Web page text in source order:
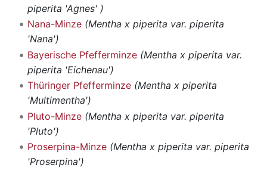
piperita 'Agnes' )
Nana-Minze (Mentha x piperita var. piperita
'Nana')
Bayerische Pfefferminze (Mentha x piperita var.
piperita 'Eichenau')
Thüringer Pfefferminze (Mentha x piperita
'Multimentha')
Pluto-Minze (Mentha x piperita var. piperita
'Pluto')
Proserpina-Minze (Mentha x piperita var. piperita
'Proserpina')